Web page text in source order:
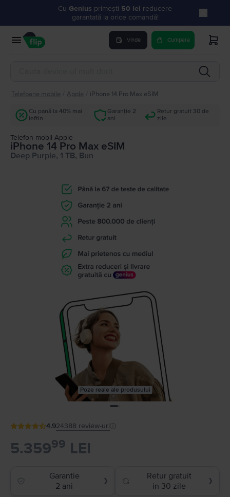
Cu Genius primești 50 lei reducere
garantată la orice comandă!
Vinde Cumpara
Telefoane mobile Apple iPhone 14 Pro Max eSIM
Cu până la 40% mai
ieftin
Garanție 2
ani
Retur gratuit 30 de
zile
Telefon mobil Apple
iPhone 14 Pro Max eSIM
Deep Purple, 1 TB, Bun
Poze reale ale produsului
4.924388 review-uri
5.35999 LEI
Garantie
2 ani
❯
Retur gratuit
in 30 zile
❯